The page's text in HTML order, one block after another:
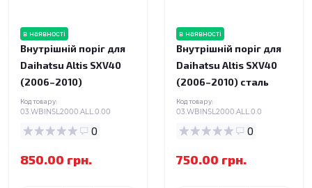
в наявності
Внутрішній поріг для
Daihatsu Altis SXV40
(2006–2010)
Код товару:
03.WBINSL2000.ALL.0.00
0
850.00 грн.
в наявності
Внутрішній поріг для
Daihatsu Altis SXV40
(2006–2010) сталь
Код товару:
03.WBINSL2000.ALL.0.0
0
750.00 грн.